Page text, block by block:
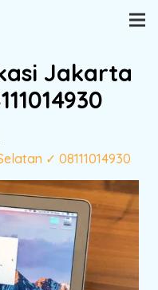
Jakarta
✓ 08111014930